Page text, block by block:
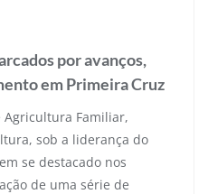
por avanços,
em Primeira Cruz
Familiar,
sob a liderança do
se destacado nos
de uma série de